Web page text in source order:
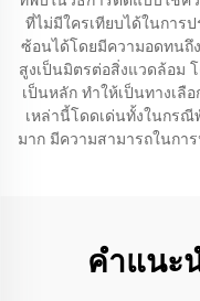
ที่ไม่มีใครเทียบได้ในการ
ซ้อนได้โดยมีความอดทนถึ
สูงเป็นมิตรต่อสิ่งแวดล้อม
เป็นหลัก ทำให้เป็นทางเลื
เหล่านี้โดดเด่นทั้งในกร
มาก มีความสามารถในกา
คำแนะ